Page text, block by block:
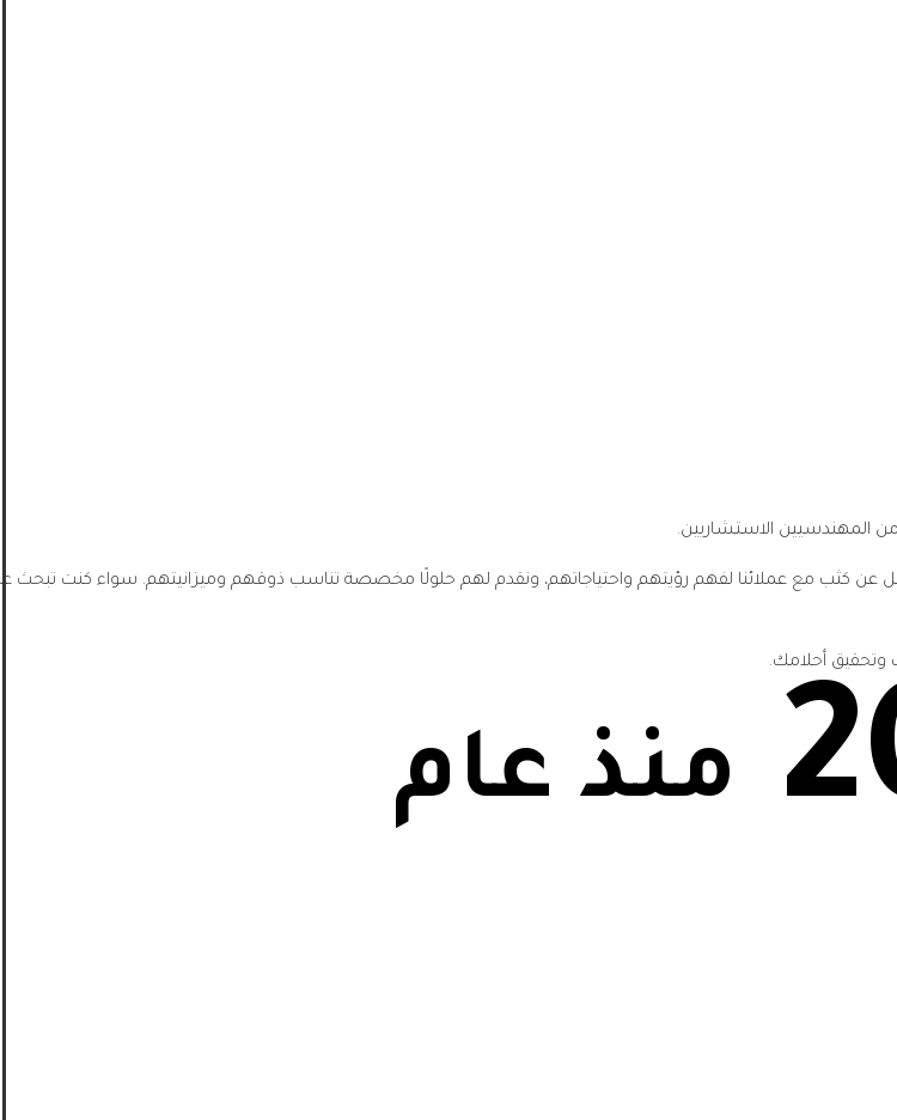
المهندسيين الاستشاريين.
عن كثب مع عملائنا لفهم رؤيتهم واحتياجاتهم، ونقدم لهم حلولًا مخصصة تناسب ذوقهم وميزانيتهم. سواء كنت تبحث
وتحقيق أحلامك.
منذ عام